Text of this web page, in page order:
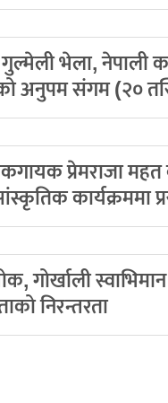
भेला, नेपाली
अनुपम संगम (२०
प्रेमराजा
कार्यक्रममा
गोर्खाली
निरन्तरता